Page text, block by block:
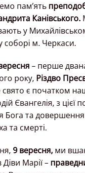
памʼять
Канівського.
у
соборі м. Черкаси.
– перше
року, Різдво
є початком
Євангелія, з цієї
Бога та
та смерті.
9 вересня, ми
Діви Марії –